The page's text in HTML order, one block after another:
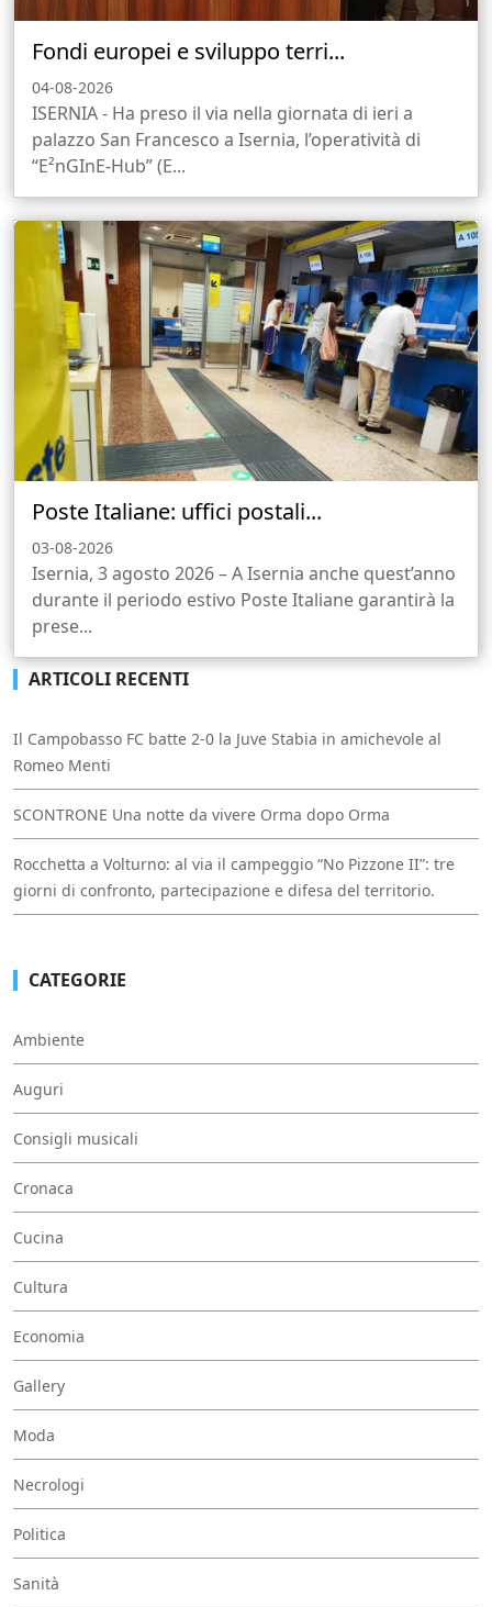
Fondi europei e sviluppo terri...
04-08-2026
ISERNIA - Ha preso il via nella giornata di ieri a
palazzo San Francesco a Isernia, l’operatività di
“E²nGInE-Hub” (E...
Poste Italiane: uffici postali...
03-08-2026
Isernia, 3 agosto 2026 – A Isernia anche quest’anno
durante il periodo estivo Poste Italiane garantirà la
prese...
ARTICOLI RECENTI
Il Campobasso FC batte 2-0 la Juve Stabia in amichevole al
Romeo Menti
SCONTRONE Una notte da vivere Orma dopo Orma
Rocchetta a Volturno: al via il campeggio “No Pizzone II”: tre
giorni di confronto, partecipazione e difesa del territorio.
CATEGORIE
Ambiente
Auguri
Consigli musicali
Cronaca
Cucina
Cultura
Economia
Gallery
Moda
Necrologi
Politica
Sanità